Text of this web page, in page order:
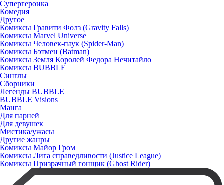
Супергероика
Комедия
Другое
Комиксы Гравити Фолз (Gravity Falls)
Комиксы Marvel Universe
Комиксы Человек-паук (Spider-Man)
Комиксы Бэтмен (Batman)
Комиксы Земля Королей Федора Нечитайло
Комиксы BUBBLE
Синглы
Сборники
Легенды BUBBLE
BUBBLE Visions
Манга
Для парней
Для девушек
Мистика/ужасы
Другие жанры
Комиксы Майор Гром
Комиксы Лига справедливости (Justice League)
Комиксы Призрачный гонщик (Ghost Rider)